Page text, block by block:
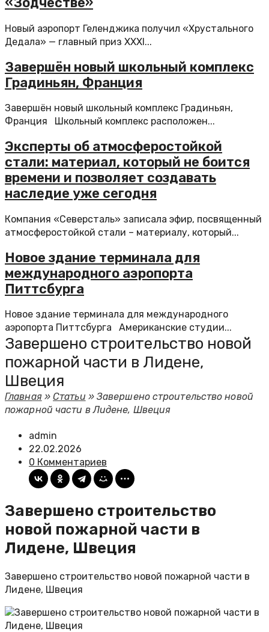
Новый аэропорт Геленджика получил «Хрустального
Дедала» — главный приз XXXI...
Завершён новый школьный комплекс
Градиньян, Франция
Завершён новый школьный комплекс Градиньян,
Франция Школьный комплекс расположен...
Эксперты об атмосферостойкой
стали: материал, который не боится
времени и позволяет создавать
наследие уже сегодня
Компания «Северсталь» записала эфир, посвященный
атмосферостойкой стали – материалу, который...
Новое здание терминала для
международного аэропорта
Питтсбурга
Новое здание терминала для международного
аэропорта Питтсбурга Американские студии...
Завершено строительство новой
пожарной части в Лидене,
Швеция
Главная»Статьи » Завершено строительство новой
пожарной части в Лидене, Швеция
admin
22.02.2026
0 Комментариев
Завершено строительство
новой пожарной части в
Лидене, Швеция
Завершено строительство новой пожарной части в
Лидене, Швеция